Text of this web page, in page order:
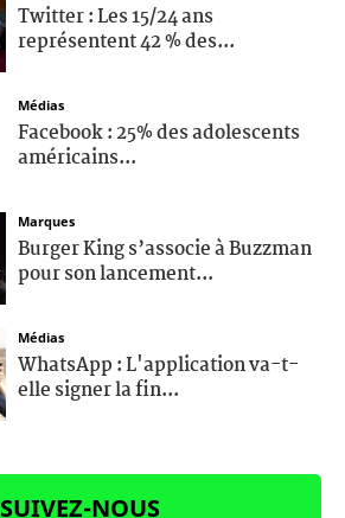
Twitter : Les 15/24 ans
représentent 42 % des...
Médias
Facebook : 25% des adolescents
américains...
Marques
Burger King s’associe à Buzzman
pour son lancement...
Médias
WhatsApp : L'application va-t-
elle signer la fin...
SUIVEZ-NOUS